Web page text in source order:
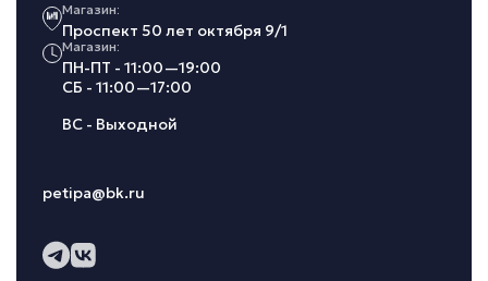
Магазин:
Проспект 50 лет октября 9/1
Магазин:
ПН-ПТ - 11:00—19:00
СБ - 11:00—17:00
ВС - Выходной
petipa@bk.ru